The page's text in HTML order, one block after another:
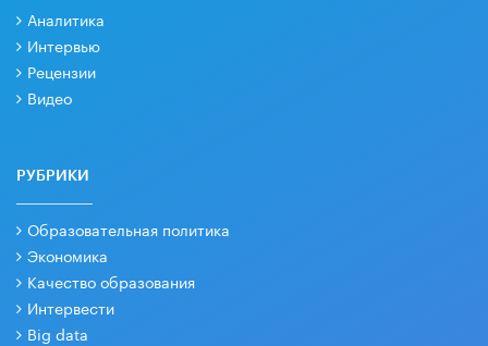
Аналитика
Интервью
Рецензии
Видео
РУБРИКИ
Образовательная политика
Экономика
Качество образования
Интервести
Big data